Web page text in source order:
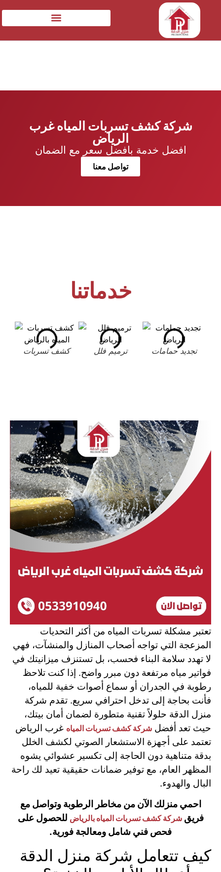
شركة كشف تسربات المياه غرب
الرياض
افضل خدمة بافضل سعر مع الضمان
تواصل معنا
خدماتنا
كشف تسربات ترميم فلل تجديد حمامات
تعتبر مشكلة تسربات المياه من أكثر التحديات
المزعجة التي تواجه أصحاب المنازل والمنشآت، فهي
لا تهدد سلامة البناء فحسب، بل تستنزف ميزانيتك في
فواتير مياه مرتفعة دون مبرر واضح. إذا كنت تلاحظ
رطوبة في الجدران أو سماع أصوات خفية للمياه،
فأنت بحاجة إلى تدخل احترافي سريع. تقدم شركة
منزل الدقة حلولاً تقنية متطورة لضمان أمان بيتك،
حيث تعد أفضل شركة كشف تسربات المياه غرب الرياض
تعتمد على أجهزة الاستشعار الصوتي لكشف الخلل
بدقة متناهية دون الحاجة إلى تكسير عشوائي يشوه
المظهر العام، مع توفير ضمانات حقيقية تعيد لك راحة
البال والهدوء.
احمي منزلك الآن من مخاطر الرطوبة وتواصل مع
فريقشركة كشف تسربات المياه بالرياض للحصول على
فحص فني شامل ومعالجة فورية.
كيف تتعامل شركة منزل الدقة